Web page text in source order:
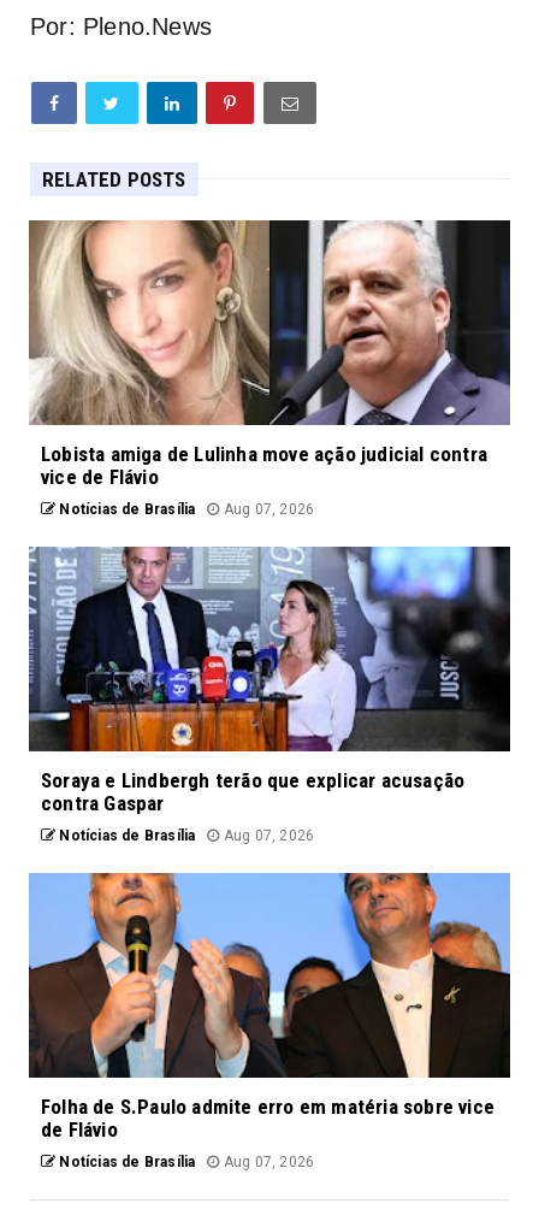
Por: Pleno.News
RELATED POSTS
Lobista amiga de Lulinha move ação judicial contra
vice de Flávio
Notícias de Brasília Aug 07, 2026
Soraya e Lindbergh terão que explicar acusação
contra Gaspar
Notícias de Brasília Aug 07, 2026
Folha de S.Paulo admite erro em matéria sobre vice
de Flávio
Notícias de Brasília Aug 07, 2026